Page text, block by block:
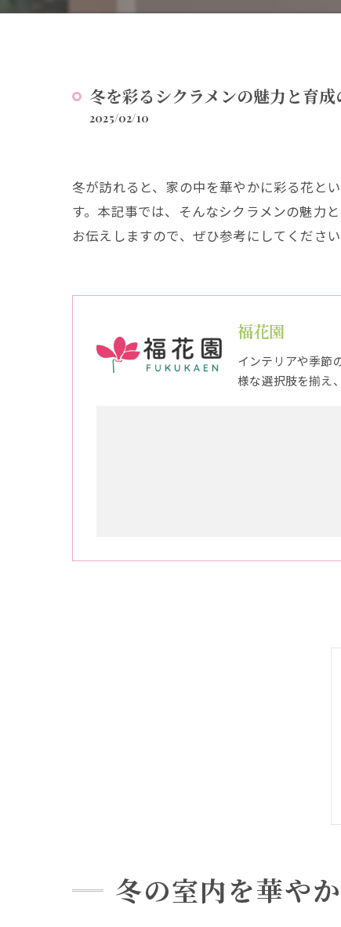
冬を彩るシクラメンの魅力と育成
2025/02/10
冬が訪れると、家の中を華やかに彩る花と
す。本記事では、そんなシクラメンの魅力
お伝えしますので、ぜひ参考にしてください
福花園
インテリアや季節
様な選択肢を揃え
冬の室内を華や